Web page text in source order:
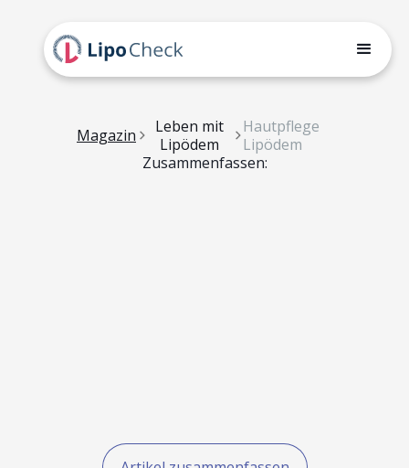
Magazin
Leben mit
Lipödem
Hautpflege
Lipödem
Zusammenfassen: